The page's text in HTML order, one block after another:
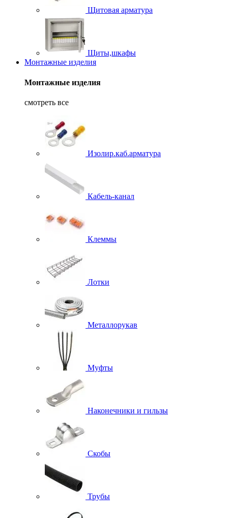
Щитовая арматура
Щиты,шкафы
Монтажные изделия
Монтажные изделия
смотреть все
Изолир.каб.арматура
Кабель-канал
Клеммы
Лотки
Металлорукав
Муфты
Наконечники и гильзы
Скобы
Трубы